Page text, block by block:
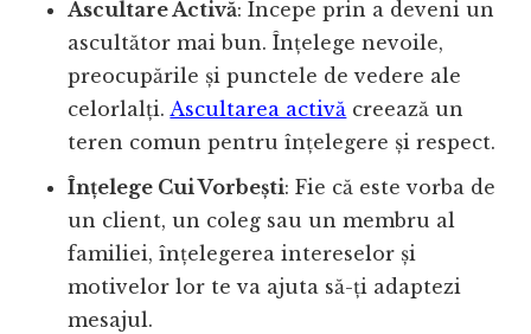
Ascultare Activă: Începe prin a deveni un
ascultător mai bun. Înțelege nevoile,
preocupările și punctele de vedere ale
celorlalți.Ascultarea activă creează un
teren comun pentru înțelegere și respect.
Înțelege Cui Vorbești: Fie că este vorba de
un client, un coleg sau un membru al
familiei, înțelegerea intereselor și
motivelor lor te va ajuta să-ți adaptezi
mesajul.